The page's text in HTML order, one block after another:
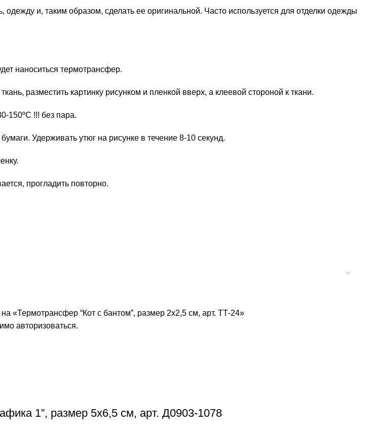
одежду и, таким образом, сделать ее оригинальной. Часто используется для отделки одежды
наноситься термотрансфер.
разместить картинку рисунком и пленкой вверх, а клеевой стороной к ткани.
150ºС !!! без пара.
Удерживать утюг на рисунке в течение 8-10 секунд.
прогладить повторно.
«Термотрансфер “Кот с бантом”, размер 2х2,5 см, арт. ТТ-24»
авторизоваться.
1”, размер 5х6,5 см, арт. Д0903-1078